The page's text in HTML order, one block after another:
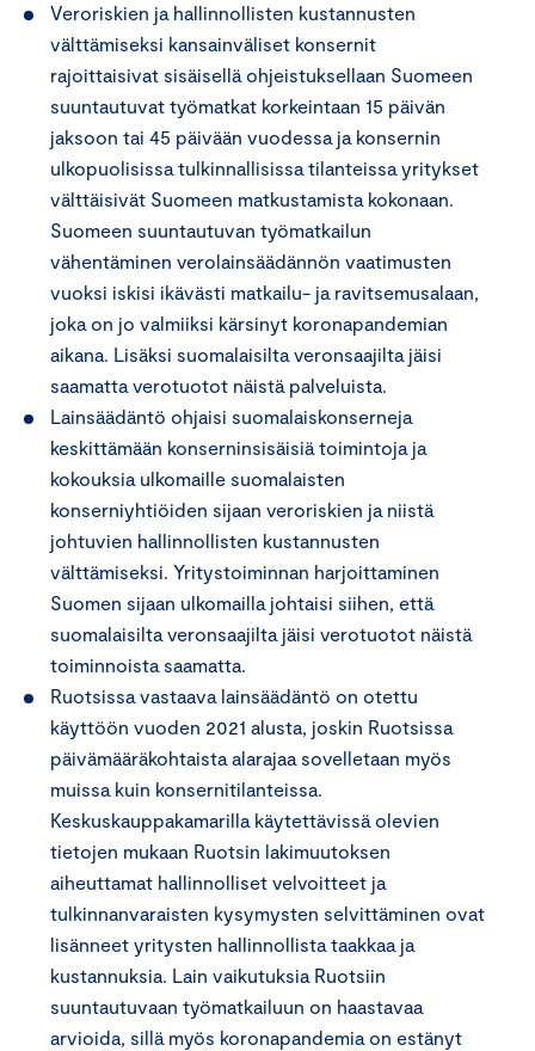
Veroriskien ja hallinnollisten kustannusten
välttämiseksi kansainväliset konsernit
rajoittaisivat sisäisellä ohjeistuksellaan Suomeen
suuntautuvat työmatkat korkeintaan 15 päivän
jaksoon tai 45 päivään vuodessa ja konsernin
ulkopuolisissa tulkinnallisissa tilanteissa yritykset
välttäisivät Suomeen matkustamista kokonaan.
Suomeen suuntautuvan työmatkailun
vähentäminen verolainsäädännön vaatimusten
vuoksi iskisi ikävästi matkailu- ja ravitsemusalaan,
joka on jo valmiiksi kärsinyt koronapandemian
aikana. Lisäksi suomalaisilta veronsaajilta jäisi
saamatta verotuotot näistä palveluista.
Lainsäädäntö ohjaisi suomalaiskonserneja
keskittämään konserninsisäisiä toimintoja ja
kokouksia ulkomaille suomalaisten
konserniyhtiöiden sijaan veroriskien ja niistä
johtuvien hallinnollisten kustannusten
välttämiseksi. Yritystoiminnan harjoittaminen
Suomen sijaan ulkomailla johtaisi siihen, että
suomalaisilta veronsaajilta jäisi verotuotot näistä
toiminnoista saamatta.
Ruotsissa vastaava lainsäädäntö on otettu
käyttöön vuoden 2021 alusta, joskin Ruotsissa
päivämääräkohtaista alarajaa sovelletaan myös
muissa kuin konsernitilanteissa.
Keskuskauppakamarilla käytettävissä olevien
tietojen mukaan Ruotsin lakimuutoksen
aiheuttamat hallinnolliset velvoitteet ja
tulkinnanvaraisten kysymysten selvittäminen ovat
lisänneet yritysten hallinnollista taakkaa ja
kustannuksia. Lain vaikutuksia Ruotsiin
suuntautuvaan työmatkailuun on haastavaa
arvioida, sillä myös koronapandemia on estänyt